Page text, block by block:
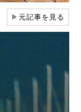
▶元記事を見る